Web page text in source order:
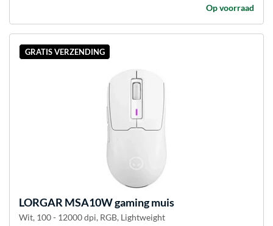
Op voorraad
GRATIS VERZENDING
LORGAR MSA10W gaming muis
Wit, 100 - 12000 dpi, RGB, Lightweight